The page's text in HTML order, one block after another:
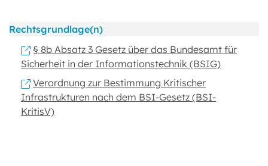
Rechtsgrundlage(n)
§ 8b Absatz 3 Gesetz über das Bundesamt für
Sicherheit in der Informationstechnik (BSIG)
Verordnung zur Bestimmung Kritischer
Infrastrukturen nach dem BSI-Gesetz (BSI-
KritisV)